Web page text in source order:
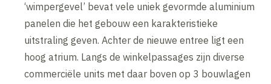
‘wimpergevel’ bevat vele uniek gevormde aluminium
panelen die het gebouw een karakteristieke
uitstraling geven. Achter de nieuwe entree ligt een
hoog atrium. Langs de winkelpassages zijn diverse
commerciële units met daar boven op 3 bouwlagen